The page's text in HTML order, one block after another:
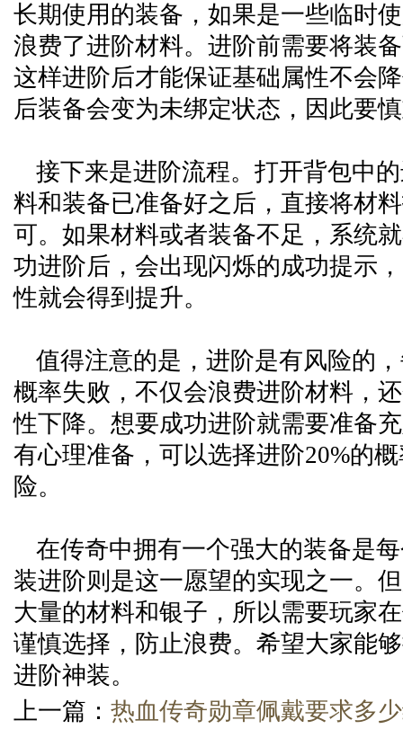
长期使用的装备，如果是一些临时
浪费了进阶材料。进阶前需要将装
这样进阶后才能保证基础属性不会
后装备会变为未绑定状态，因此要
接下来是进阶流程。打开背包中
料和装备已准备好之后，直接将材
可。如果材料或者装备不足，系统
功进阶后，会出现闪烁的成功提示
性就会得到提升。
值得注意的是，进阶是有风险的
概率失败，不仅会浪费进阶材料，
性下降。想要成功进阶就需要准备
有心理准备，可以选择进阶20%的
险。
在传奇中拥有一个强大的装备是
装进阶则是这一愿望的实现之一。
大量的材料和银子，所以需要玩家
谨慎选择，防止浪费。希望大家能
进阶神装。
上一篇： 热血传奇勋章佩戴要求多